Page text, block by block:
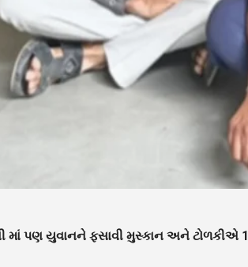
માં પણ યુવાનને ફસાવી મુસ્કાન અને ટોળકીએ